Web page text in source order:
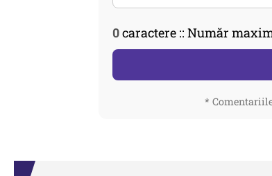
0caractere :: Număr
*